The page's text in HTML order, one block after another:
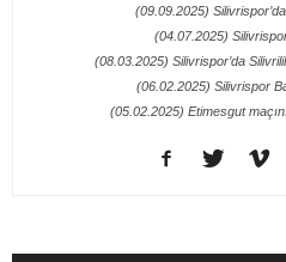
(09.09.2025)
(04.07.2025)
(08.03.2025) Silivrispor’da
(06.02.2025) Silivrispor
(05.02.2025) Etimesgut